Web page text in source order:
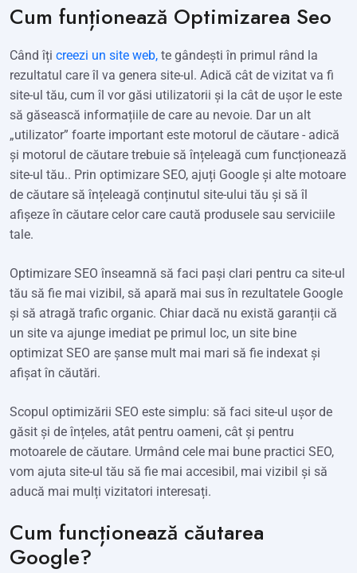
Cum funționează Optimizarea Seo
Când îți creezi un site web, te gândești în primul rând la
rezultatul care îl va genera site-ul. Adică cât de vizitat va fi
site-ul tău, cum îl vor găsi utilizatorii și la cât de ușor le este
să găsească informațiile de care au nevoie. Dar un alt
„utilizator” foarte important este motorul de căutare - adică
și motorul de căutare trebuie să înțeleagă cum funcționează
site-ul tău.. Prin optimizare SEO, ajuți Google și alte motoare
de căutare să înțeleagă conținutul site-ului tău și să îl
afișeze în căutare celor care caută produsele sau serviciile
tale.
Optimizare SEO înseamnă să faci pași clari pentru ca site-ul
tău să fie mai vizibil, să apară mai sus în rezultatele Google
și să atragă trafic organic. Chiar dacă nu există garanții că
un site va ajunge imediat pe primul loc, un site bine
optimizat SEO are șanse mult mai mari să fie indexat și
afișat în căutări.
Scopul optimizării SEO este simplu: să faci site-ul ușor de
găsit și de înțeles, atât pentru oameni, cât și pentru
motoarele de căutare. Urmând cele mai bune practici SEO,
vom ajuta site-ul tău să fie mai accesibil, mai vizibil și să
aducă mai mulți vizitatori interesați.
Cum funcționează căutarea
Google?